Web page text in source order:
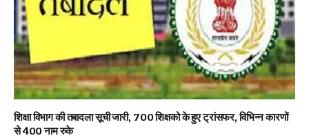
शिक्षा विभाग की तबादला सूची जारी, 700 शिक्षको के हुए ट्रांसफर, विभिन्न कारणों
से 400 नाम रुके